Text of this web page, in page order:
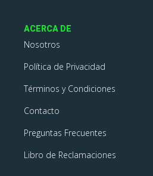
ACERCA DE
Nosotros
Política de Privacidad
Términos y Condiciones
Contacto
Preguntas Frecuentes
Libro de Reclamaciones